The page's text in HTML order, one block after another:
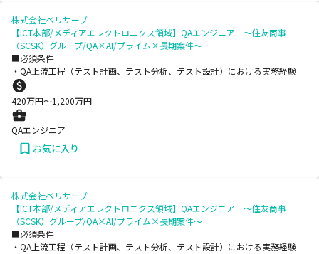
株式会社ベリサーブ
【ICT本部/メディアエレクトロニクス領域】QAエンジニア ～住友商事
（SCSK）グループ/QA×AI/プライム×長期案件～
■必須条件
・QA上流工程（テスト計画、テスト分析、テスト設計）における実務経験
420万円〜1,200万円
QAエンジニア
お気に入り
株式会社ベリサーブ
【ICT本部/メディアエレクトロニクス領域】QAエンジニア ～住友商事
（SCSK）グループ/QA×AI/プライム×長期案件～
■必須条件
・QA上流工程（テスト計画、テスト分析、テスト設計）における実務経験